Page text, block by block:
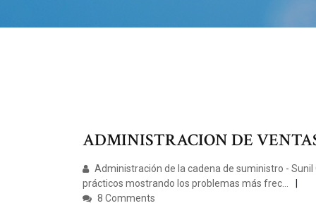
ADMINISTRACION DE
Administración de la cadena de suministro -
prácticos mostrando los problemas más frec…
8 Comments